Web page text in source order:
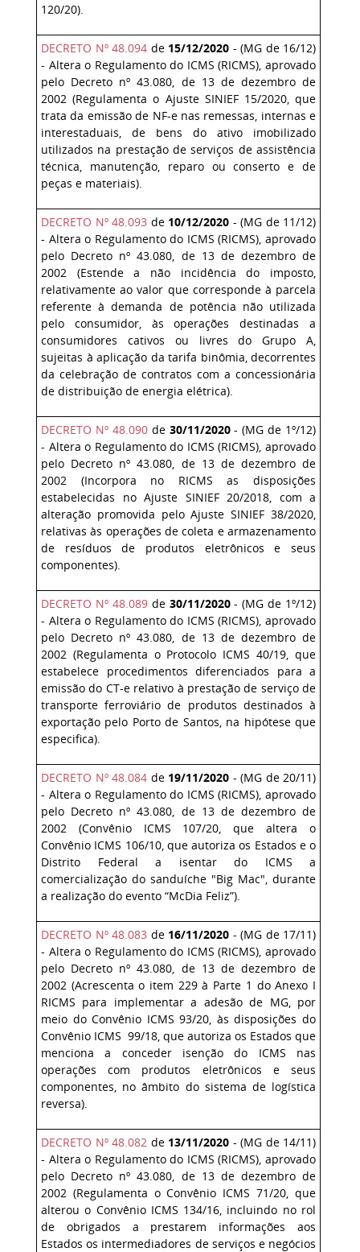
120/20).
DECRETO Nº 48.094 de 15/12/2020 - (MG de 16/12)
- Altera o Regulamento do ICMS (RICMS), aprovado
pelo Decreto nº 43.080, de 13 de dezembro de
2002 (Regulamenta o Ajuste SINIEF 15/2020, que
trata da emissão de NF-e nas remessas, internas e
interestaduais, de bens do ativo imobilizado
utilizados na prestação de serviços de assistência
técnica, manutenção, reparo ou conserto e de
peças e materiais).
DECRETO Nº 48.093 de 10/12/2020 - (MG de 11/12)
- Altera o Regulamento do ICMS (RICMS), aprovado
pelo Decreto nº 43.080, de 13 de dezembro de
2002 (Estende a não incidência do imposto,
relativamente ao valor que corresponde à parcela
referente à demanda de potência não utilizada
pelo consumidor, às operações destinadas a
consumidores cativos ou livres do Grupo A,
sujeitas à aplicação da tarifa binômia, decorrentes
da celebração de contratos com a concessionária
de distribuição de energia elétrica).
DECRETO Nº 48.090de 30/11/2020- (MG de 1º/12)
- Altera o Regulamento do ICMS (RICMS), aprovado
pelo Decreto nº 43.080, de 13 de dezembro de
2002 (Incorpora no RICMS as disposições
estabelecidas no Ajuste SINIEF 20/2018, com a
alteração promovida pelo Ajuste SINIEF 38/2020,
relativas às operações de coleta e armazenamento
de resíduos de produtos eletrônicos e seus
componentes).
DECRETO Nº 48.089de 30/11/2020- (MG de 1º/12)
- Altera o Regulamento do ICMS (RICMS), aprovado
pelo Decreto nº 43.080, de 13 de dezembro de
2002 (Regulamenta o Protocolo ICMS 40/19, que
estabelece procedimentos diferenciados para a
emissão do CT-e relativo à prestação de serviço de
transporte ferroviário de produtos destinados à
exportação pelo Porto de Santos, na hipótese que
especifica).
DECRETO Nº 48.084 de 19/11/2020 - (MG de 20/11)
- Altera o Regulamento do ICMS (RICMS), aprovado
pelo Decreto nº 43.080, de 13 de dezembro de
2002 (Convênio ICMS 107/20, que altera o
Convênio ICMS 106/10, que autoriza os Estados e o
Distrito Federal a isentar do ICMS a
comercialização do sanduíche "Big Mac", durante
a realização do evento “McDia Feliz”).
DECRETO Nº 48.083 de 16/11/2020 - (MG de 17/11)
- Altera o Regulamento do ICMS (RICMS), aprovado
pelo Decreto nº 43.080, de 13 de dezembro de
2002 (Acrescenta o item 229 à Parte 1 do Anexo I
RICMS para implementar a adesão de MG, por
meio do Convênio ICMS 93/20, às disposições do
Convênio ICMS 99/18, que autoriza os Estados que
menciona a conceder isenção do ICMS nas
operações com produtos eletrônicos e seus
componentes, no âmbito do sistema de logística
reversa).
DECRETO Nº 48.082 de 13/11/2020 - (MG de 14/11)
- Altera o Regulamento do ICMS (RICMS), aprovado
pelo Decreto nº 43.080, de 13 de dezembro de
2002 (Regulamenta o Convênio ICMS 71/20, que
alterou o Convênio ICMS 134/16, incluindo no rol
de obrigados a prestarem informações aos
Estados os intermediadores de serviços e negócios